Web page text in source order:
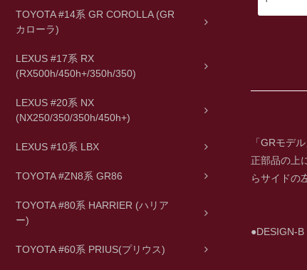
TOYOTA #14系 GR COROLLA (GR
カローラ)
LEXUS #17系 RX
(RX500h/450h+/350h/350)
LEXUS #20系 NX
(NX250/350/350h/450h+)
LEXUS #10系 LBX
TOYOTA #ZN8系 GR86
TOYOTA #80系 HARRIER (ハリア
ー)
TOYOTA #60系 PRIUS(プリウス)
「GRモデ
正部品の上
らサイドの
●DESIGN-